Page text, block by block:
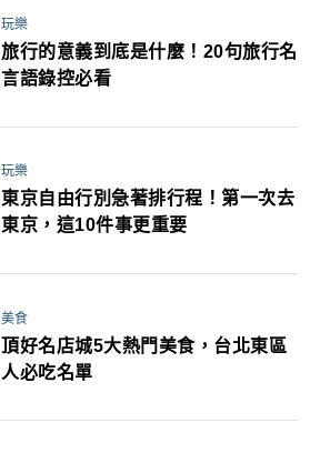
玩樂
旅行的意義到底是什麼！20句旅行名
言語錄控必看
玩樂
東京自由行別急著排行程！第一次去
東京，這10件事更重要
美食
頂好名店城5大熱門美食，台北東區
人必吃名單